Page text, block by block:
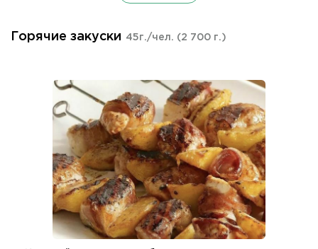
Горячие закуски 45г./чел. (2 700 г.)